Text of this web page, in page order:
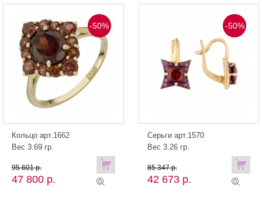
-50%
Кольцо арт.1662
Вес 3.69 гр.
47 800 р.
95 601 р.
-50%
Серьги арт.1570
Вес 3.26 гр.
42 673 р.
85 347 р.